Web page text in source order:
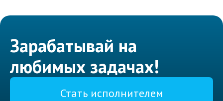
Зарабатывай на
любимых задачах!
Стать исполнителем